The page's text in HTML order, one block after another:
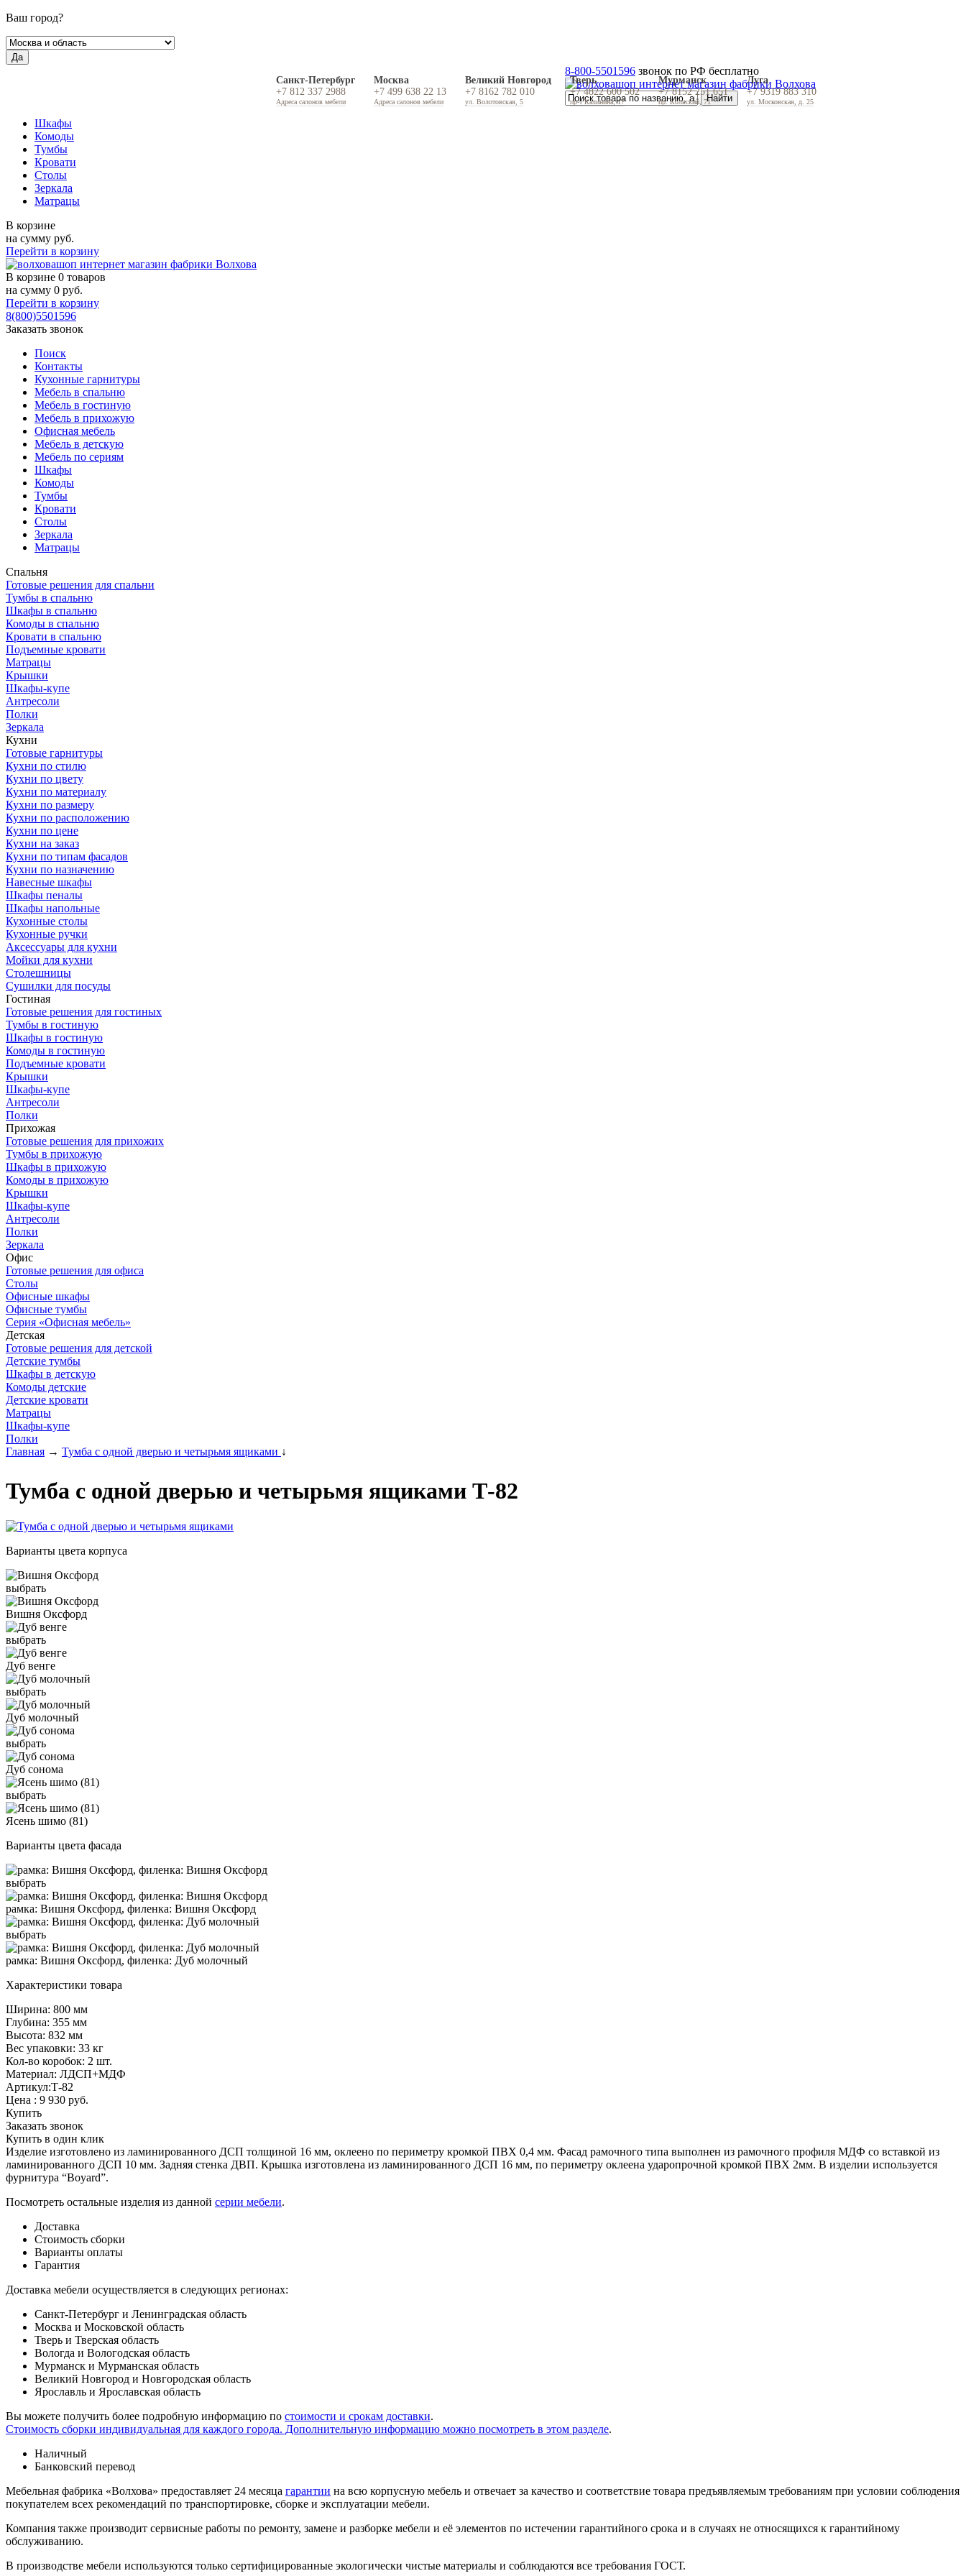
Ваш город?
Да
Санкт-Петербург
+7 812 337 2988
Адреса салонов мебели
Москва
+7 499 638 22 13
Адреса салонов мебели
Великий Новгород
+7 8162 782 010
ул. Волотовская, 5
Тверь
+7 4822 600 502
пр-т Калинина, 17
Мурманск
+7 8152 251 651
пр. Кольский, 71
Луга
+7 9319 883 310
ул. Московская, д. 25
8-800-5501596 звонок по РФ бесплатно
Шкафы
Комоды
Тумбы
Кровати
Столы
Зеркала
Матрацы
В корзине
на сумму руб.
Перейти в корзину
В корзине 0 товаров
на сумму 0 руб.
Перейти в корзину
8(800)5501596
Заказать звонок
Поиск
Контакты
Кухонные гарнитуры
Мебель в спальню
Мебель в гостиную
Мебель в прихожую
Офисная мебель
Мебель в детскую
Мебель по сериям
Шкафы
Комоды
Тумбы
Кровати
Столы
Зеркала
Матрацы
Спальня
Готовые решения для спальни
Тумбы в спальню
Шкафы в спальню
Комоды в спальню
Кровати в спальню
Подъемные кровати
Матрацы
Крышки
Шкафы-купе
Антресоли
Полки
Зеркала
Кухни
Готовые гарнитуры
Кухни по стилю
Кухни по цвету
Кухни по материалу
Кухни по размеру
Кухни по расположению
Кухни по цене
Кухни на заказ
Кухни по типам фасадов
Кухни по назначению
Навесные шкафы
Шкафы пеналы
Шкафы напольные
Кухонные столы
Кухонные ручки
Аксессуары для кухни
Мойки для кухни
Столешницы
Сушилки для посуды
Гостиная
Готовые решения для гостиных
Тумбы в гостиную
Шкафы в гостиную
Комоды в гостиную
Подъемные кровати
Крышки
Шкафы-купе
Антресоли
Полки
Прихожая
Готовые решения для прихожих
Тумбы в прихожую
Шкафы в прихожую
Комоды в прихожую
Крышки
Шкафы-купе
Антресоли
Полки
Зеркала
Офис
Готовые решения для офиса
Столы
Офисные шкафы
Офисные тумбы
Серия «Офисная мебель»
Детская
Готовые решения для детской
Детские тумбы
Шкафы в детскую
Комоды детские
Детские кровати
Матрацы
Шкафы-купе
Полки
Главная → Тумба с одной дверью и четырьмя ящиками ↓
Тумба с одной дверью и четырьмя ящиками Т-82
Варианты цвета корпуса
выбрать
Вишня Оксфорд
выбрать
Дуб венге
выбрать
Дуб молочный
выбрать
Дуб сонома
выбрать
Ясень шимо (81)
Варианты цвета фасада
выбрать
рамка: Вишня Оксфорд, филенка: Вишня Оксфорд
выбрать
рамка: Вишня Оксфорд, филенка: Дуб молочный
Характеристики товара
Ширина: 800 мм
Глубина: 355 мм
Высота: 832 мм
Вес упаковки: 33 кг
Кол-во коробок: 2 шт.
Материал: ЛДСП+МДФ
Артикул:Т-82
Цена : 9 930 руб.
Купить
Заказать звонок
Купить в один клик
Изделие изготовлено из ламинированного ДСП толщиной 16 мм, оклеено по периметру кромкой ПВХ 0,4 мм. Фасад рамочного типа выполнен из рамочного профиля МДФ со вставкой из
ламинированного ДСП 10 мм. Задняя стенка ДВП. Крышка изготовлена из ламинированного ДСП 16 мм, по периметру оклеена ударопрочной кромкой ПВХ 2мм. В изделии используется
фурнитура “Boyard”.
Посмотреть остальные изделия из данной серии мебели.
Доставка
Стоимость сборки
Варианты оплаты
Гарантия
Доставка мебели осуществляется в следующих регионах:
Санкт-Петербург и Ленинградская область
Москва и Московской область
Тверь и Тверская область
Вологда и Вологодская область
Мурманск и Мурманская область
Великий Новгород и Новгородская область
Ярославль и Ярославская область
Вы можете получить более подробную информацию по стоимости и срокам доставки.
Стоимость сборки индивидуальная для каждого города. Дополнительную информацию можно посмотреть в этом разделе.
Наличный
Банковский перевод
Мебельная фабрика «Волхова» предоставляет 24 месяца гарантии на всю корпусную мебель и отвечает за качество и соответствие товара предъяв­ляе­мым требованиям при условии соблюдения
покупателем всех рекомендаций по транспорти­ровке, сборке и эксплуатации мебели.
Компания также производит сервисные работы по ремонту, замене и разборке мебели и её элементов по истечении гарантийного срока и в случаях не относящихся к гарантийному
обслуживанию.
В производстве мебели используются только сертифицированные экологически чистые материалы и соблюдаются все требования ГОСТ.